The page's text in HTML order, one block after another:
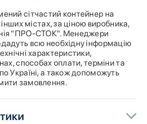
сітчастий контейнер на
інших містах, за ціною виробника,
"ПРО-СТОК". Менеджери
всю необхідну інформацію
характеристики,
способах оплати, терміни та
Україні, а також допоможуть
замовлення.